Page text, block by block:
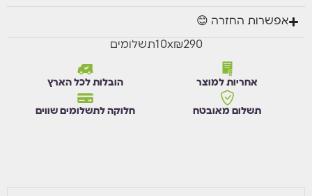
אפשרות החזרה 😊
₪290
x
10תשלומים
אחריות למוצר הובלות לכל הארץ
תשלום מאובטח חלוקה לתשלומים שווים